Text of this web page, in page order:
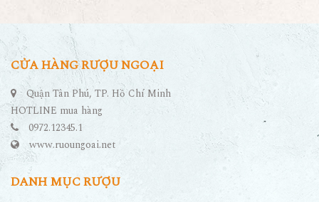
CỬA HÀNG RƯỢU NGOẠI
Quận Tân Phú, TP. Hồ Chí Minh
HOTLINE mua hàng
0972.12345.1
www.ruoungoai.net
DANH MỤC RƯỢU